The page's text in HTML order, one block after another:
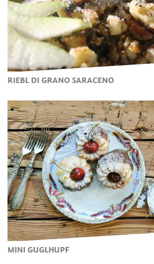
RIEBL DI GRANO SARACENO
MINI GUGLHUPF